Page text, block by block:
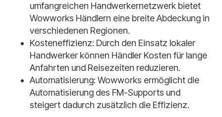
umfangreichen Handwerkernetzwerk bietet
Wowworks Händlern eine breite Abdeckung in
verschiedenen Regionen.
Kosteneffizienz: Durch den Einsatz lokaler
Handwerker können Händler Kosten für lange
Anfahrten und Reisezeiten reduzieren.
Automatisierung: Wowworks ermöglicht die
Automatisierung des FM-Supports und
steigert dadurch zusätzlich die Effizienz.